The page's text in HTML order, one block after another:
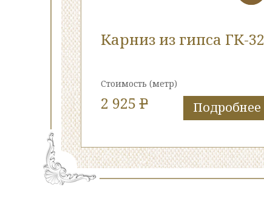
Карниз из гипса ГК-32
Стоимость (метр)
2 925P Подробнее